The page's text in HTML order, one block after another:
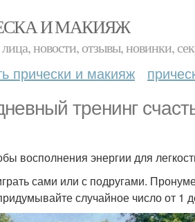
И МАКИЯЖ
новости, отзывы, новинки,
прически и макияж
тренинг
восполнения энергии для
сами или с подругами.
случайное число от 1